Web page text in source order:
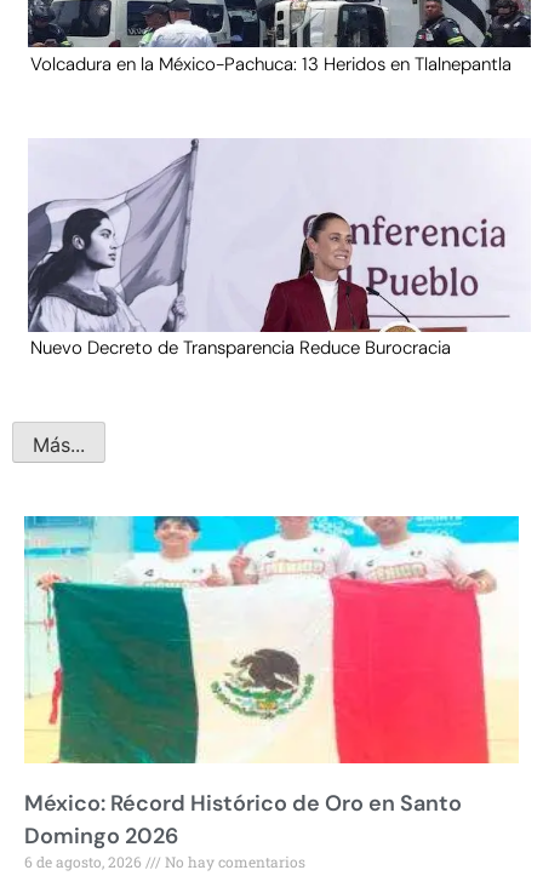
Volcadura en la México-Pachuca: 13 Heridos en Tlalnepantla
Nuevo Decreto de Transparencia Reduce Burocracia
Más...
México: Récord Histórico de Oro en Santo
Domingo 2026
6 de agosto, 2026 No hay comentarios